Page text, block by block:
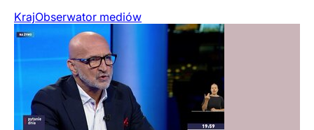
KrajObserwator mediów